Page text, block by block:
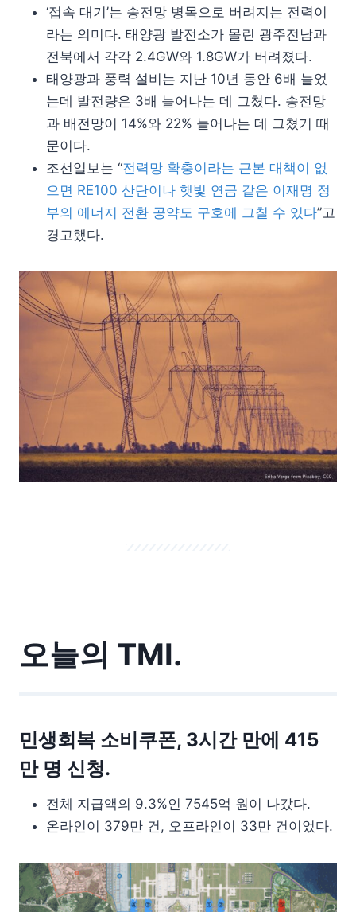
‘접속 대기’는 송전망 병목으로 버려지는 전력이
라는 의미다. 태양광 발전소가 몰린 광주전남과
전북에서 각각 2.4GW와 1.8GW가 버려졌다.
태양광과 풍력 설비는 지난 10년 동안 6배 늘었
는데 발전량은 3배 늘어나는 데 그쳤다. 송전망
과 배전망이 14%와 22% 늘어나는 데 그쳤기 때
문이다.
조선일보는 “전력망 확충이라는 근본 대책이 없
으면 RE100 산단이나 햇빛 연금 같은 이재명 정
부의 에너지 전환 공약도 구호에 그칠 수 있다”고
경고했다.
오늘의 TMI.
민생회복 소비쿠폰, 3시간 만에 415
만 명 신청.
전체 지급액의 9.3%인 7545억 원이 나갔다.
온라인이 379만 건, 오프라인이 33만 건이었다.